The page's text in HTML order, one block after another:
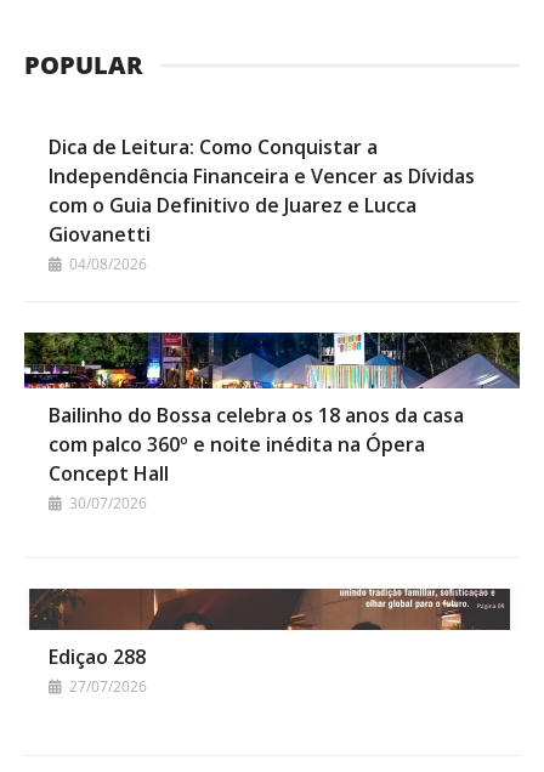
POPULAR
Dica de Leitura: Como Conquistar a
Independência Financeira e Vencer as Dívidas
com o Guia Definitivo de Juarez e Lucca
Giovanetti
04/08/2026
Bailinho do Bossa celebra os 18 anos da casa
com palco 360º e noite inédita na Ópera
Concept Hall
30/07/2026
Ediçao 288
27/07/2026